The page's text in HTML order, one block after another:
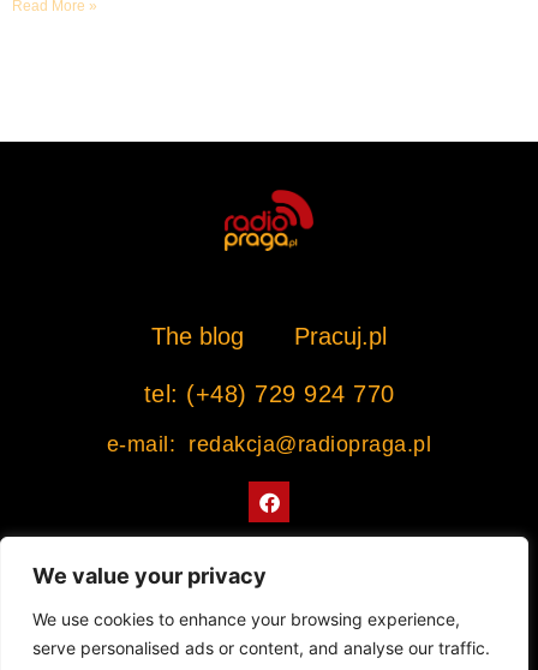
We value your privacy
We use cookies to enhance your browsing experience,
serve personalised ads or content, and analyse our traffic.
Read More »
The blog Pracuj.pl
tel: (+48) 729 924 770
e-mail: redakcja@radiopraga.pl
F
a
c
o
k
Współpracujemy z Muzeum Warszawskiej Pragi
© 2022 All rights Reserved. Radiopraga.pl